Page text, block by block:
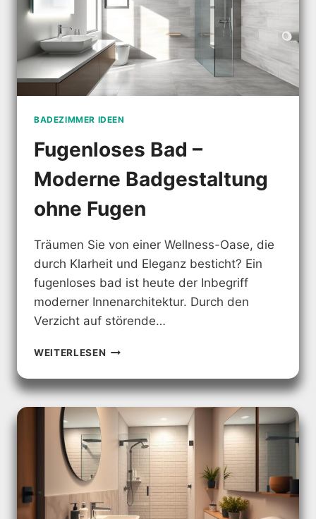
BADEZIMMER IDEEN
Fugenloses Bad –
Moderne Badgestaltung
ohne Fugen
Träumen Sie von einer Wellness-Oase, die
durch Klarheit und Eleganz besticht? Ein
fugenloses bad ist heute der Inbegriff
moderner Innenarchitektur. Durch den
Verzicht auf störende…
WEITERLESEN FUGENLOSES
–
MODERNE
BADGESTALTUNG
OHNE
FUGEN